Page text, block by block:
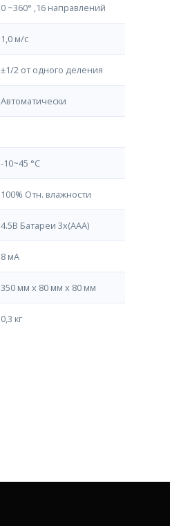
0 ~360° ,16 направлений
1,0 м/с
±1/2 от одного деления
Автоматически
-10~45 °С
100% Отн. влажности
4.5В Батареи 3х(AAA)
8 мА
350 мм х 80 мм х 80 мм
0,3 кг